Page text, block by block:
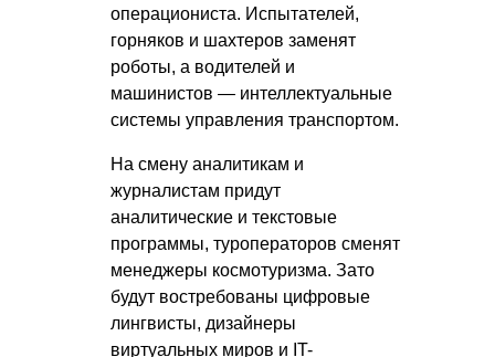
операциониста. Испытателей,
горняков и шахтеров заменят
роботы, а водителей и
машинистов — интеллектуальные
системы управления транспортом.
На смену аналитикам и
журналистам придут
аналитические и текстовые
программы, туроператоров сменят
менеджеры космотуризма. Зато
будут востребованы цифровые
лингвисты, дизайнеры
виртуальных миров и IT-